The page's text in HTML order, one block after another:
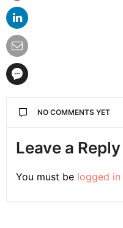
NO COMMENTS YET
Leave a Reply
You must be logged in